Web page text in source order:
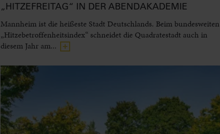
„HITZEFREITAG“ IN DER ABENDAKADEMIE
Mannheim ist die heißeste Stadt Deutschlands. Beim bundesweiten
„Hitzebetroffenheitsindex“ schneidet die Quadratestadt auch in
diesem Jahr am...